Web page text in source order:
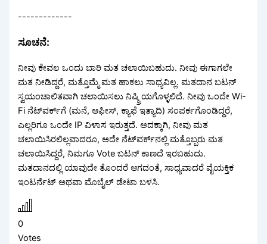
-------------
ಸೂಚನೆ:
ನೀವು ಕೇವಲ ಒಂದು ಬಾರಿ ಮತ ಚಲಾಯಿಬಹುದು. ನೀವು ಈಗಾಗಲೇ
ಮತ ನೀಡಿದ್ದರೆ, ಮತ್ತೊಮ್ಮೆ ಮತ ಹಾಕಲು ಸಾಧ್ಯವಿಲ್ಲ. ಮತದಾನ ಬಟನ್
ಸ್ವಯಂಚಾಲಿತವಾಗಿ ಚಲಾಯಿಸಲು ನಿಷ್ಕ್ರಿಯಗೊಳ್ಳಲಿದೆ. ನೀವು ಒಂದೇ Wi-
Fi ನೆಟ್‌ವರ್ಕ್‍ಗೆ (ಮನೆ, ಆಫೀಸ್, ಕ್ಯಾಫೆ ಇತ್ಯಾದಿ) ಸಂಪರ್ಕಗೊಂಡಿದ್ದರೆ,
ಎಲ್ಲರಿಗೂ ಒಂದೇ IP ವಿಳಾಸ ಇರುತ್ತದೆ. ಅದಕ್ಕಾಗಿ, ನೀವು ಮತ
ಚಲಾಯಿಸಿರಲಿಲ್ಲವಾದರೂ, ಅದೇ ನೆಟ್‌ವರ್ಕ್‌ನಲ್ಲಿ ಮತ್ತೊಬ್ಬರು ಮತ
ಚಲಾಯಿಸಿದ್ದರೆ, ನಿಮಗೂ Vote ಬಟನ್ ಕಾಣದೆ ಇರಬಹುದು.
ಮತದಾನದಲ್ಲಿ ಯಾವುದೇ ತೊಂದರೆ ಆಗದಂತೆ, ಸಾಧ್ಯವಾದರೆ ವೈಯಕ್ತಿಕ
ಇಂಟರ್ನೆಟ್ ಅಥವಾ ಮೊಬೈಲ್ ಡೇಟಾ ಬಳಸಿ.
0
Votes